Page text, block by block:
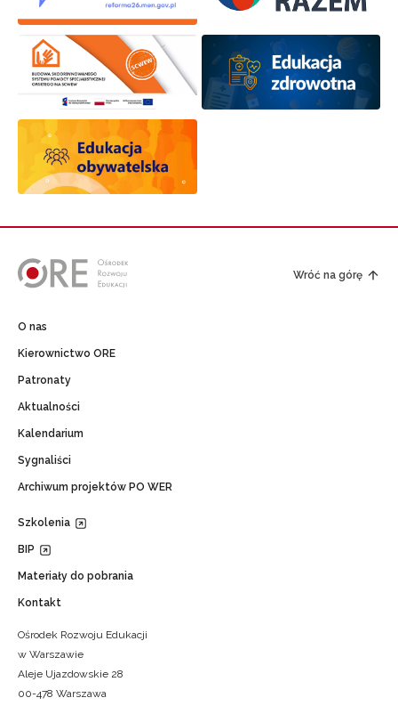
Wróć na górę
O nas
Kierownictwo ORE
Patronaty
Aktualności
Kalendarium
Sygnaliści
Archiwum projektów PO WER
Szkolenia
BIP
Materiały do pobrania
Kontakt
Ośrodek Rozwoju Edukacji
w Warszawie
Aleje Ujazdowskie 28
00-478 Warszawa